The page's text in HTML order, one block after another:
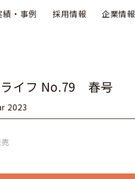
績・事例 採用情報 企業情報
イフ No.79 春号
2023